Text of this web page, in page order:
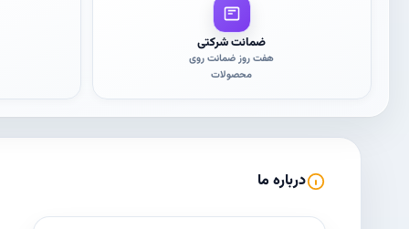
ضمانت شرکتی
هفت روز ضمانت روی
محصولات
درباره ما